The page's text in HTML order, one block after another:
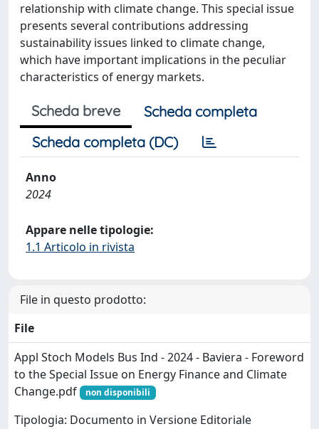
relationship with climate change. This special issue
presents several contributions addressing
sustainability issues linked to climate change,
which have important implications in the peculiar
characteristics of energy markets.
Scheda breve
Scheda completa
Scheda completa (DC)
Anno
2024
Appare nelle tipologie:
1.1 Articolo in rivista
File in questo prodotto:
File
Appl Stoch Models Bus Ind - 2024 - Baviera - Foreword
to the Special Issue on Energy Finance and Climate
Change.pdf
non disponibili
Tipologia: Documento in Versione Editoriale